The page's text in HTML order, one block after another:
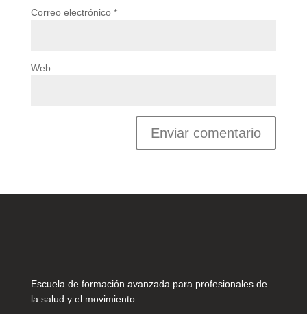
Correo electrónico *
Web
Escuela de formación avanzada para profesionales de
la salud y el movimiento